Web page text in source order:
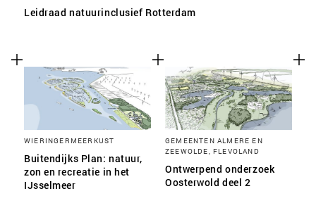
Leidraad natuurinclusief Rotterdam
WIERINGERMEERKUST
Buitendijks Plan: natuur,
zon en recreatie in het
IJsselmeer
GEMEENTEN ALMERE EN
ZEEWOLDE, FLEVOLAND
Ontwerpend onderzoek
Oosterwold deel 2